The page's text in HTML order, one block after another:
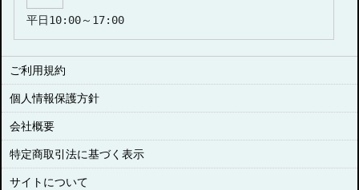
平日10:00～17:00
ご利用規約
個人情報保護方針
会社概要
特定商取引法に基づく表示
サイトについて